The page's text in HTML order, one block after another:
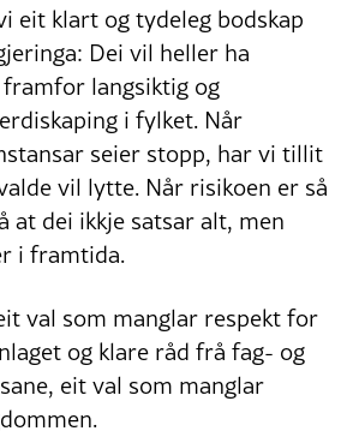
eit klart og tydeleg bodskap
Dei vil heller ha
langsiktig og
i fylket. Når
seier stopp, har vi tillit
vil lytte. Når risikoen er så
at dei ikkje satsar alt, men
i framtida.
val som manglar respekt for
og klare råd frå fag- og
eit val som manglar